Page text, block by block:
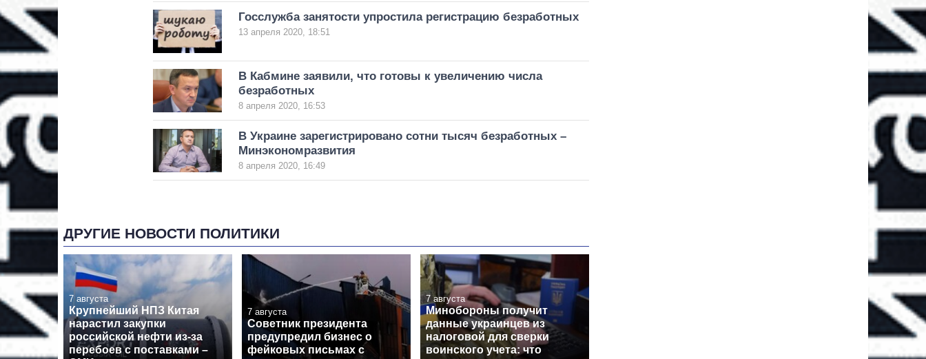
Госслужба занятости упростила регистрацию безработных
13 апреля 2020, 18:51
В Кабмине заявили, что готовы к увеличению числа
безработных
8 апреля 2020, 16:53
В Украине зарегистрировано сотни тысяч безработных –
Минэкономразвития
8 апреля 2020, 16:49
ДРУГИЕ НОВОСТИ ПОЛИТИКИ
7 августа
Крупнейший НПЗ Китая
нарастил закупки
российской нефти из-за
перебоев с поставками –
7 августа
Советник президента
предупредил бизнес о
фейковых письмах с
7 августа
Минобороны получит
данные украинцев из
налоговой для сверки
воинского учета: что